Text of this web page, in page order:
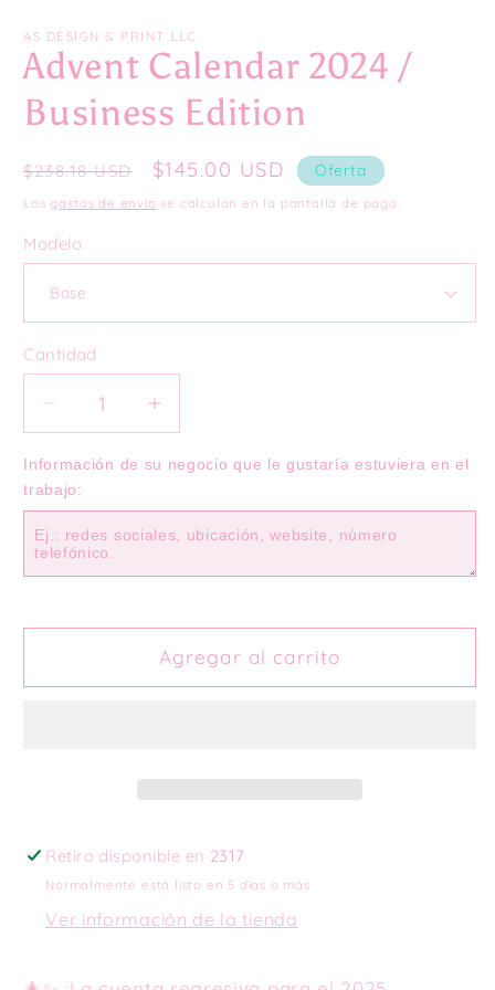
una
ventana
modal
AS DESIGN & PRINT LLC
Advent Calendar 2024 /
Business Edition
Precio
habitual
$238.18 USD
Precio
de
$145.00 USD Oferta
Losgastos de envío se calculan en la pantalla de pago.
Modelo
Cantidad
Reducir
cantidad
para
Advent
2024
/
Edition
Aumentar
cantidad
para
2024
/
Edition
Información de su negocio que le gustaría estuviera en el
trabajo:
Agregar al carrito
Retiro disponible en 2317
Normalmente está listo en 5 días o más
Ver información de la tienda